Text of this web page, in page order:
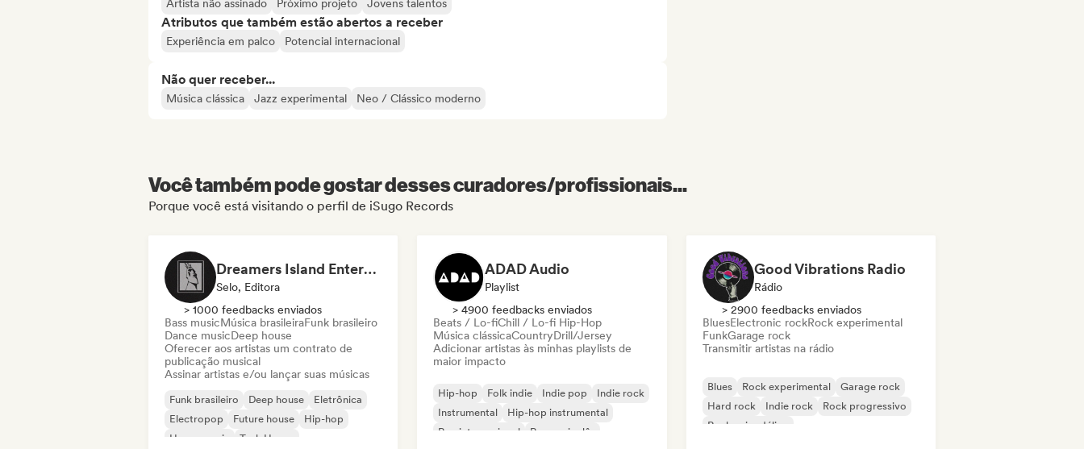
Artista não assinado
Próximo projeto Jovens talentos
Atributos que também estão abertos a receber
Experiência em palco Potencial internacional
Não quer receber...
Música clássica Jazz experimental Neo / Clássico moderno
Você também pode gostar desses curadores/profissionais...
Porque você está visitando o perfil de iSugo Records
Dreamers Island Entertainment
Selo, Editora
> 1000 feedbacks enviados
Bass musicMúsica brasileiraFunk brasileiro
Dance musicDeep house
Oferecer aos artistas um contrato de
publicação musical
Assinar artistas e/ou lançar suas músicas
Funk brasileiro Deep house
Eletrônica
Electropop
Future house
Hip-hop
House music
Tech House
ADAD Audio
Playlist
> 4900 feedbacks enviados
Beats / Lo-fiChill / Lo-fi Hip-Hop
Música clássicaCountryDrill/Jersey
Adicionar artistas às minhas playlists de
maior impacto
Hip-hop Folk indie Indie pop
Indie rock
Instrumental
Hip-hop instrumental
Rap internacional
Rap em inglês
Good Vibrations Radio
Rádio
> 2900 feedbacks enviados
BluesElectronic rockRock experimental
FunkGarage rock
Transmitir artistas na rádio
Blues Rock experimental
Garage rock
Hard rock
Indie rock
Rock progressivo
Rock psicodélico